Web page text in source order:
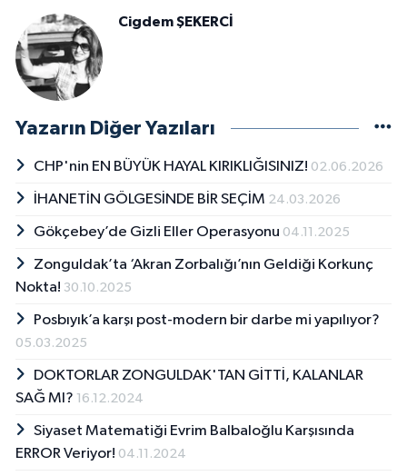
Cigdem ŞEKERCİ
Yazarın Diğer Yazıları
CHP'nin EN BÜYÜK HAYAL KIRIKLIĞISINIZ! 02.06.2026
İHANETİN GÖLGESİNDE BİR SEÇİM 24.03.2026
Gökçebey’de Gizli Eller Operasyonu 04.11.2025
Zonguldak’ta ‘Akran Zorbalığı’nın Geldiği Korkunç
Nokta! 30.10.2025
Posbıyık’a karşı post-modern bir darbe mi yapılıyor?
05.03.2025
DOKTORLAR ZONGULDAK'TAN GİTTİ, KALANLAR
SAĞ MI? 16.12.2024
Siyaset Matematiği Evrim Balbaloğlu Karşısında
ERROR Veriyor! 04.11.2024